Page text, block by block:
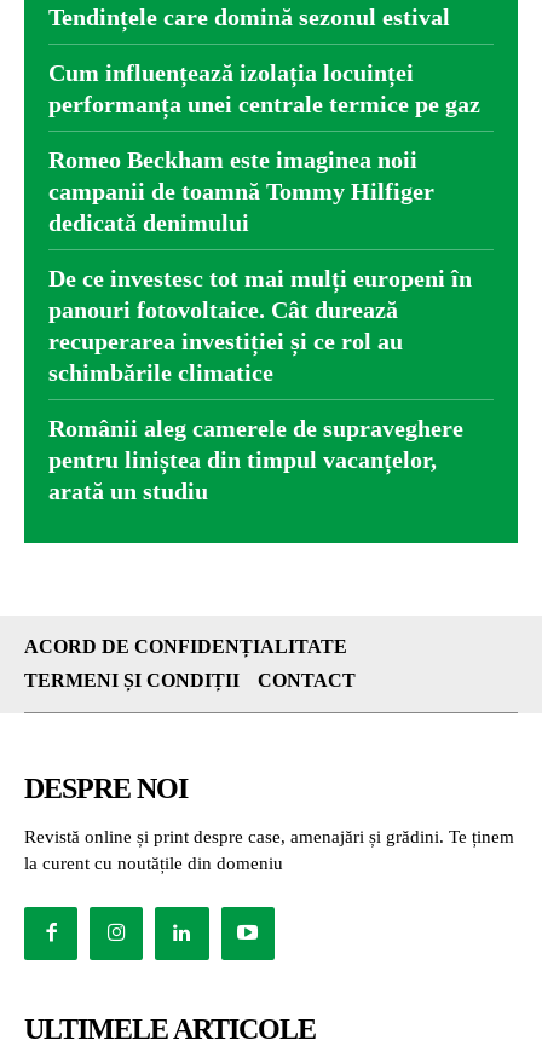
Tendințele care domină sezonul estival
Cum influențează izolația locuinței
performanța unei centrale termice pe gaz
Romeo Beckham este imaginea noii
campanii de toamnă Tommy Hilfiger
dedicată denimului
De ce investesc tot mai mulți europeni în
panouri fotovoltaice. Cât durează
recuperarea investiției și ce rol au
schimbările climatice
Românii aleg camerele de supraveghere
pentru liniștea din timpul vacanțelor,
arată un studiu
ACORD DE CONFIDENȚIALITATE
TERMENI ȘI CONDIȚII
CONTACT
DESPRE NOI
Revistă online și print despre case, amenajări și grădini. Te ținem
la curent cu noutățile din domeniu
ULTIMELE ARTICOLE